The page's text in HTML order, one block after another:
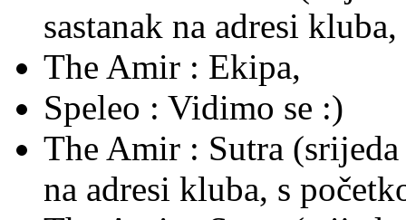
sastanak na adresi
The Amir : Ekipa,
Speleo : Vidimo se :)
The Amir : Sutra
na adresi kluba, s